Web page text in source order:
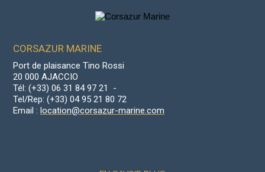
CORSAZUR MARINE
Port de plaisance Tino Rossi
20 000 AJACCIO
Tél: (+33) 06 31 84 97 21 -
Tel/Rep: (+33) 04 95 21 80 72
Email : location@corsazur-marine.com